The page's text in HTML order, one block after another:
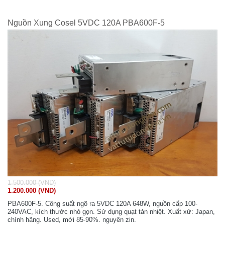
Nguồn Xung Cosel 5VDC 120A PBA600F-5
1.500.000 (VND)
1.200.000 (VND)
PBA600F-5. Công suất ngõ ra 5VDC 120A 648W, nguồn cấp 100-
240VAC, kích thước nhỏ gọn. Sử dụng quạt tản nhiệt. Xuất xứ: Japan,
chính hãng. Used, mới 85-90%. nguyên zin.